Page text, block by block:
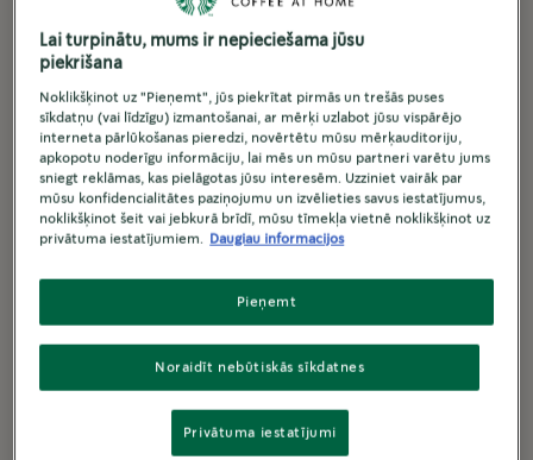
Lai turpinātu, mums ir nepieciešama jūsu
piekrišana
Noklikšķinot uz "Pieņemt", jūs piekrītat pirmās un trešās puses
sīkdatņu (vai līdzīgu) izmantošanai, ar mērķi uzlabot jūsu vispārējo
interneta pārlūkošanas pieredzi, novērtētu mūsu mērķauditoriju,
apkopotu noderīgu informāciju, lai mēs un mūsu partneri varētu jums
sniegt reklāmas, kas pielāgotas jūsu interesēm. Uzziniet vairāk par
mūsu konfidencialitātes paziņojumu un izvēlieties savus iestatījumus,
noklikšķinot šeit vai jebkurā brīdī, mūsu tīmekļa vietnē noklikšķinot uz
privātuma iestatījumiem.
Daugiau informacijos
Noraidīt nebūtiskās sīkdatnes
Pieņemt
Privātuma iestatījumi